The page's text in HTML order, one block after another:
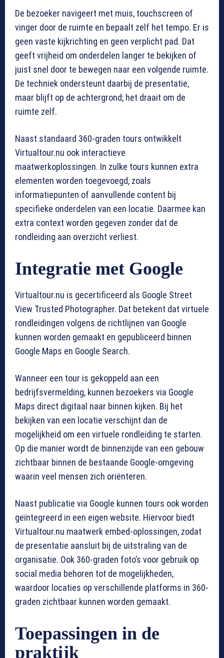
De bezoeker navigeert met muis, touchscreen of
vinger door de ruimte en bepaalt zelf het tempo. Er is
geen vaste kijkrichting en geen verplicht pad. Dat
geeft vrijheid om onderdelen langer te bekijken of
juist snel door te bewegen naar een volgende ruimte.
De techniek ondersteunt daarbij de presentatie,
maar blijft op de achtergrond; het draait om de
ruimte zelf.
Naast standaard 360-graden tours ontwikkelt
Virtualtour.nu ook interactieve
maatwerkoplossingen. In zulke tours kunnen extra
elementen worden toegevoegd, zoals
informatiepunten of aanvullende content bij
specifieke onderdelen van een locatie. Daarmee kan
extra context worden gegeven zonder dat de
rondleiding aan overzicht verliest.
Integratie met Google
Virtualtour.nu is gecertificeerd als Google Street
View Trusted Photographer. Dat betekent dat virtuele
rondleidingen volgens de richtlijnen van Google
kunnen worden gemaakt en gepubliceerd binnen
Google Maps en Google Search.
Wanneer een tour is gekoppeld aan een
bedrijfsvermelding, kunnen bezoekers via Google
Maps direct digitaal naar binnen kijken. Bij het
bekijken van een locatie verschijnt dan de
mogelijkheid om een virtuele rondleiding te starten.
Op die manier wordt de binnenzijde van een gebouw
zichtbaar binnen de bestaande Google-omgeving
waarin veel mensen zich oriënteren.
Naast publicatie via Google kunnen tours ook worden
geïntegreerd in een eigen website. Hiervoor biedt
Virtualtour.nu maatwerk embed-oplossingen, zodat
de presentatie aansluit bij de uitstraling van de
organisatie. Ook 360-graden foto’s voor gebruik op
social media behoren tot de mogelijkheden,
waardoor locaties op verschillende platforms in 360-
graden zichtbaar kunnen worden gemaakt.
Toepassingen in de
praktijk